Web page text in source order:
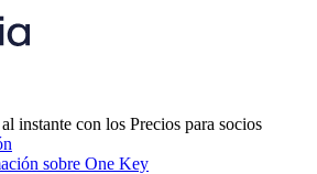
instante con los Precios para socios
sobre One Key